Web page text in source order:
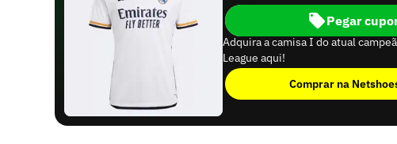
Pegar
Adquira a camisa I do atual
League aqui!
Comprar na